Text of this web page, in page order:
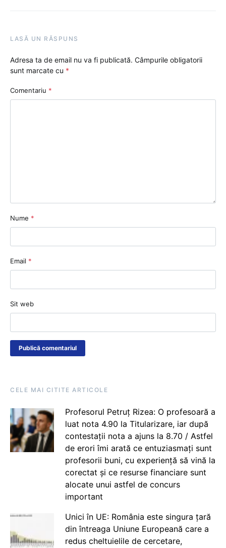
LASĂ UN RĂSPUNS
Adresa ta de email nu va fi publicată. Câmpurile obligatorii
sunt marcate cu *
Comentariu *
Nume *
Email *
Sit web
CELE MAI CITITE ARTICOLE
Profesorul Petruț Rizea: O profesoară a
luat nota 4.90 la Titularizare, iar după
contestații nota a ajuns la 8.70 / Astfel
de erori îmi arată ce entuziasmați sunt
profesorii buni, cu experiență să vină la
corectat și ce resurse financiare sunt
alocate unui astfel de concurs
important
Unici în UE: România este singura țară
din întreaga Uniune Europeană care a
redus cheltuielile de cercetare,